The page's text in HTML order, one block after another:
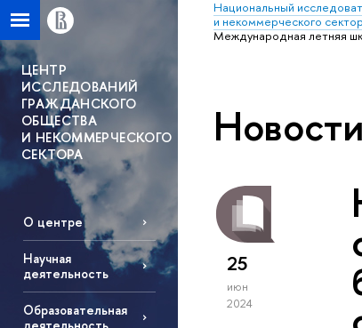
Национальный
и некоммерческого
Международная летняя
ЦЕНТР
ИССЛЕДОВАНИЙ
ГРАЖДАНСКОГО
ОБЩЕСТВА
И НЕКОММЕРЧЕСКОГО
СЕКТОРА
О центре
Научная
деятельность
Образовательная
Новости
25
июн
2024